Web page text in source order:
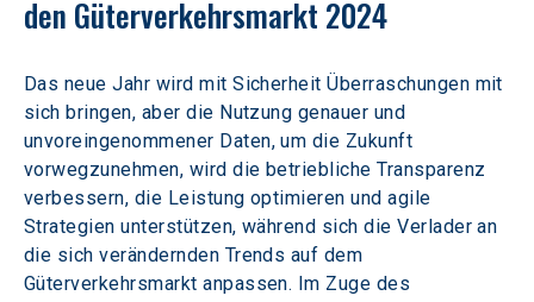
den Güterverkehrsmarkt 2024
Das neue Jahr wird mit Sicherheit Überraschungen mit
sich bringen, aber die Nutzung genauer und
unvoreingenommener Daten, um die Zukunft
vorwegzunehmen, wird die betriebliche Transparenz
verbessern, die Leistung optimieren und agile
Strategien unterstützen, während sich die Verlader an
die sich verändernden Trends auf dem
Güterverkehrsmarkt anpassen. Im Zuge des